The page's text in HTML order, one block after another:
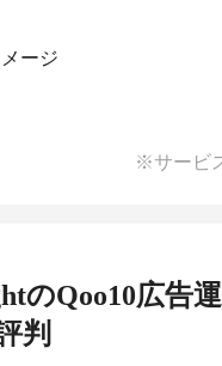
ージ
※サービ
のQoo10広告
判